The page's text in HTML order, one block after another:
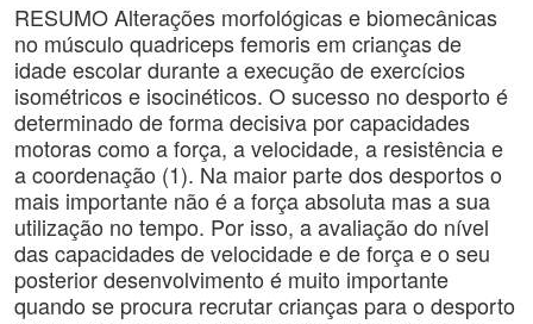
RESUMO Alterações morfológicas e biomecânicas
no músculo quadriceps femoris em crianças de
idade escolar durante a execução de exercícios
isométricos e isocinéticos. O sucesso no desporto é
determinado de forma decisiva por capacidades
motoras como a força, a velocidade, a resistência e
a coordenação (1). Na maior parte dos desportos o
mais importante não é a força absoluta mas a sua
utilização no tempo. Por isso, a avaliação do nível
das capacidades de velocidade e de força e o seu
posterior desenvolvimento é muito importante
quando se procura recrutar crianças para o desporto